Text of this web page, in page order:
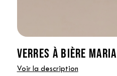
VERRES À BIÈRE
Voir la description